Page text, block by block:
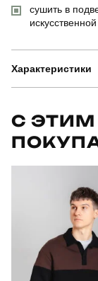
сушить в
Характеристики
Артикул
Склад тканини
С ЭТИМ